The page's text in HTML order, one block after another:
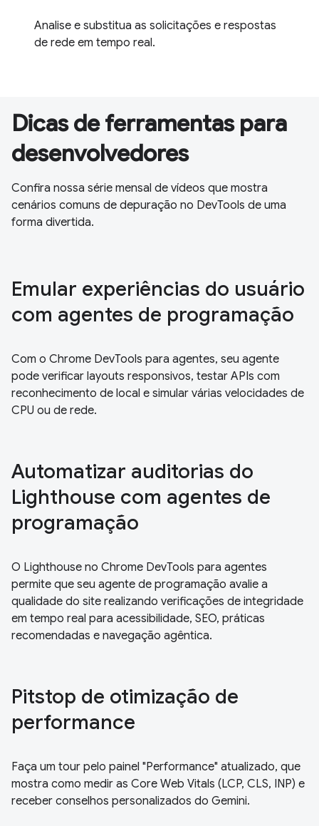
Analise e substitua as solicitações e respostas
de rede em tempo real.
Dicas de ferramentas para
desenvolvedores
Confira nossa série mensal de vídeos que mostra
cenários comuns de depuração no DevTools de uma
forma divertida.
Emular experiências do usuário
com agentes de programação
Com o Chrome DevTools para agentes, seu agente
pode verificar layouts responsivos, testar APIs com
reconhecimento de local e simular várias velocidades de
CPU ou de rede.
Automatizar auditorias do
Lighthouse com agentes de
programação
O Lighthouse no Chrome DevTools para agentes
permite que seu agente de programação avalie a
qualidade do site realizando verificações de integridade
em tempo real para acessibilidade, SEO, práticas
recomendadas e navegação agêntica.
Pitstop de otimização de
performance
Faça um tour pelo painel "Performance" atualizado, que
mostra como medir as Core Web Vitals (LCP, CLS, INP) e
receber conselhos personalizados do Gemini.